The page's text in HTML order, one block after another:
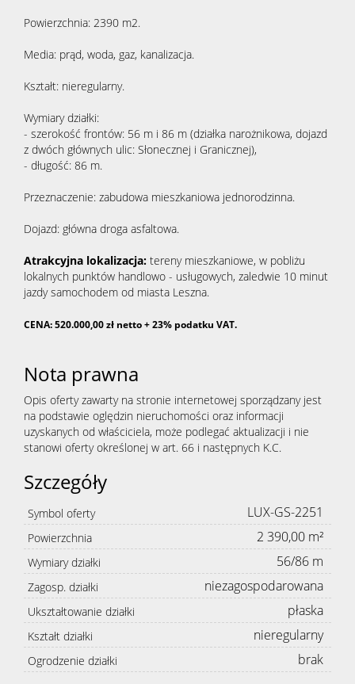
Powierzchnia: 2390 m2.
Media: prąd, woda, gaz, kanalizacja.
Kształt: nieregularny.
Wymiary działki:
- szerokość frontów: 56 m i 86 m (działka narożnikowa, dojazd
z dwóch głównych ulic: Słonecznej i Granicznej),
- długość: 86 m.
Przeznaczenie: zabudowa mieszkaniowa jednorodzinna.
Dojazd: główna droga asfaltowa.
Atrakcyjna lokalizacja: tereny mieszkaniowe, w pobliżu
lokalnych punktów handlowo - usługowych, zaledwie 10 minut
jazdy samochodem od miasta Leszna.
CENA: 520.000,00 zł netto + 23% podatku VAT.
Nota prawna
Opis oferty zawarty na stronie internetowej sporządzany jest
na podstawie oględzin nieruchomości oraz informacji
uzyskanych od właściciela, może podlegać aktualizacji i nie
stanowi oferty określonej w art. 66 i następnych K.C.
Szczegóły
Symbol oferty LUX-GS-2251
Powierzchnia 2 390,00 m²
Wymiary działki 56/86 m
Zagosp. działki niezagospodarowana
Ukształtowanie działki płaska
Kształt działki nieregularny
Ogrodzenie działki brak